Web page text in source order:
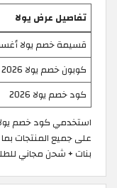
تفاصيل عرض يولا
قسيمة خصم يولا
كوبون خصم يولا 2026
كود خصم يولا 2026
على جميع المنتجات
بنات + شحن مجاني للطلبات